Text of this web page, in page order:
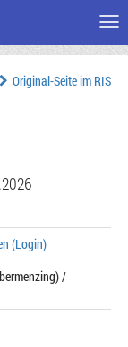
Original-Seite im RIS
(Login)
/